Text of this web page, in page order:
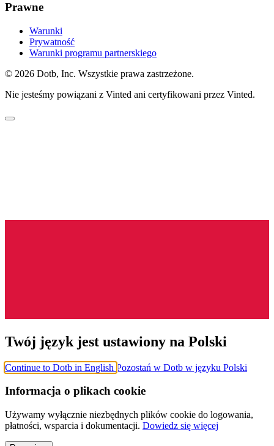
Prawne
Warunki
Prywatność
Warunki programu partnerskiego
© 2026 Dotb, Inc. Wszystkie prawa zastrzeżone.
Nie jesteśmy powiązani z Vinted ani certyfikowani przez Vinted.
Twój język jest ustawiony na Polski
Continue to Dotb in English Pozostań w Dotb w języku Polski
Informacja o plikach cookie
Używamy wyłącznie niezbędnych plików cookie do logowania,
płatności, wsparcia i dokumentacji. Dowiedz się więcej